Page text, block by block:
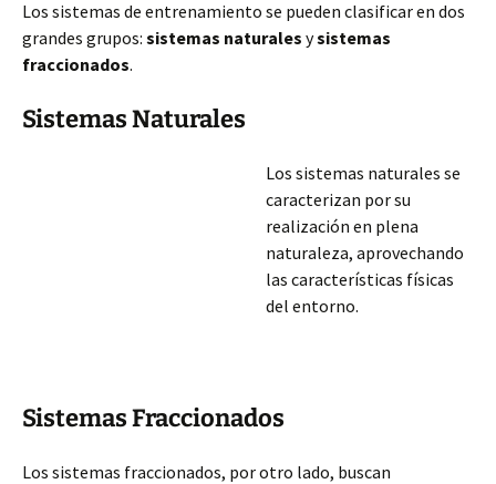
Los sistemas de entrenamiento se pueden clasificar en dos
grandes grupos: sistemas naturales ysistemas
fraccionados.
Sistemas Naturales
Los sistemas naturales se
caracterizan por su
realización en plena
naturaleza, aprovechando
las características físicas
del entorno.
Sistemas Fraccionados
Los sistemas fraccionados, por otro lado, buscan